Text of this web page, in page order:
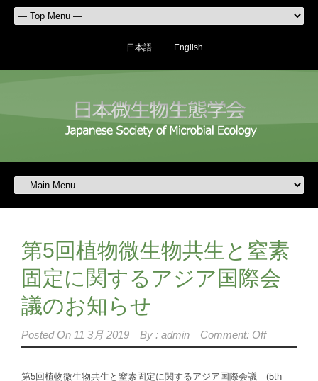
日本語 English
第5回植物微生物共生と窒素
固定に関するアジア国際会
議のお知らせ
Posted On 11 3月 2019 By : admin Comment: Off
第5回植物微生物共生と窒素固定に関するアジア国際会議 (5th